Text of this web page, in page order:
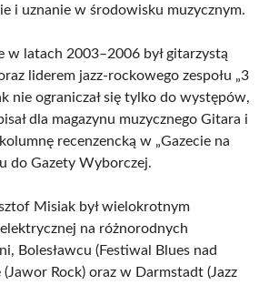
i uznanie w środowisku muzycznym.
w latach 2003–2006 był gitarzystą
liderem jazz-rockowego zespołu „3
nie ograniczał się tylko do występów,
dla magazynu muzycznego Gitara i
recenzencką w „Gazecie na
do Gazety Wyborczej.
Misiak był wielokrotnym
na różnorodnych
Bolesławcu (Festiwal Blues nad
(Jawor Rock) oraz w Darmstadt (Jazz